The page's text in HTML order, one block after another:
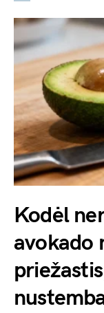
Kodėl
avokado